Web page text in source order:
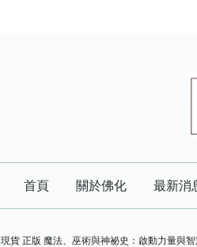
首頁 關於佛化 最新消
貨 正版 魔法、巫術與神祕史：啟動力量與